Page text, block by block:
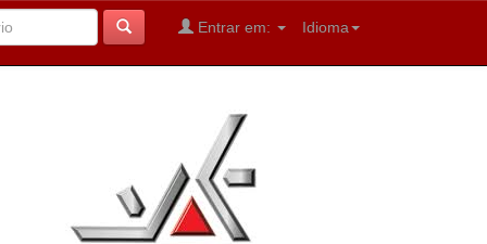
Idioma
Entrar em: